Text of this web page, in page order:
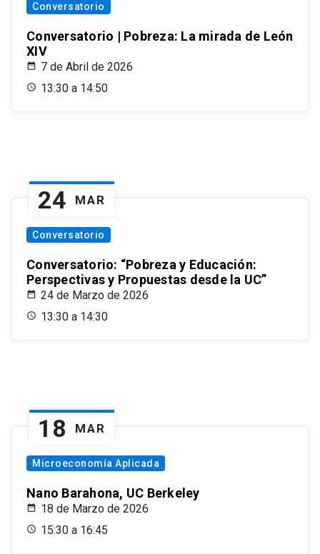
Conversatorio
Conversatorio | Pobreza: La mirada de León
XIV
7 de Abril de 2026
13:30 a 14:50
24 MAR
Conversatorio
Conversatorio: “Pobreza y Educación:
Perspectivas y Propuestas desde la UC”
24 de Marzo de 2026
13:30 a 14:30
18 MAR
Microeconomía Aplicada
Nano Barahona, UC Berkeley
18 de Marzo de 2026
15:30 a 16:45